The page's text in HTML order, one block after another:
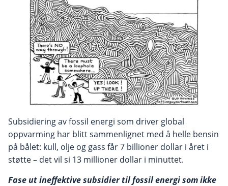
Subsidiering av fossil energi som driver global
oppvarming har blitt sammenlignet med å helle bensin
på bålet: kull, olje og gass får 7 billioner dollar i året i
støtte – det vil si 13 millioner dollar i minuttet.
Fase ut ineffektive subsidier til fossil energi som ikke